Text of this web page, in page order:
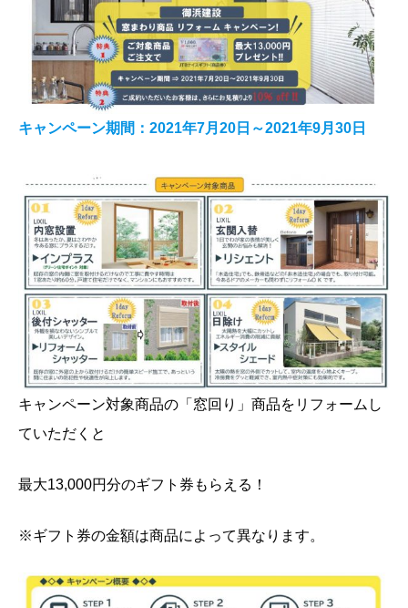
キャンペーン期間：2021年7月20日～2021年9月30日
キャンペーン対象商品の「窓回り」商品をリフォームし
ていただくと
最大13,000円分のギフト券もらえる！
※ギフト券の金額は商品によって異なります。